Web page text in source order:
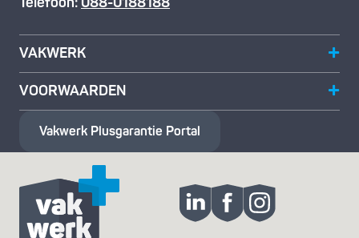
VAKWERK
VOORWAARDEN
Vakwerk Plusgarantie Portal